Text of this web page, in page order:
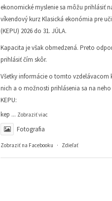
ekonomické myslenie sa môžu prihlásiť
víkendový kurz Klasická ekonómia pre
(KEPU) 2026 do 31. JÚLA.
Kapacita je však obmedzená. Preto
prihlásiť čím skôr.
Všetky informácie o tomto vzdelávacom
nich a o možnosti prihlásenia sa na neho
KEPU:
kep ... Zobraziť viac
Fotografia
Zobraziť na Facebooku · Zdieľať